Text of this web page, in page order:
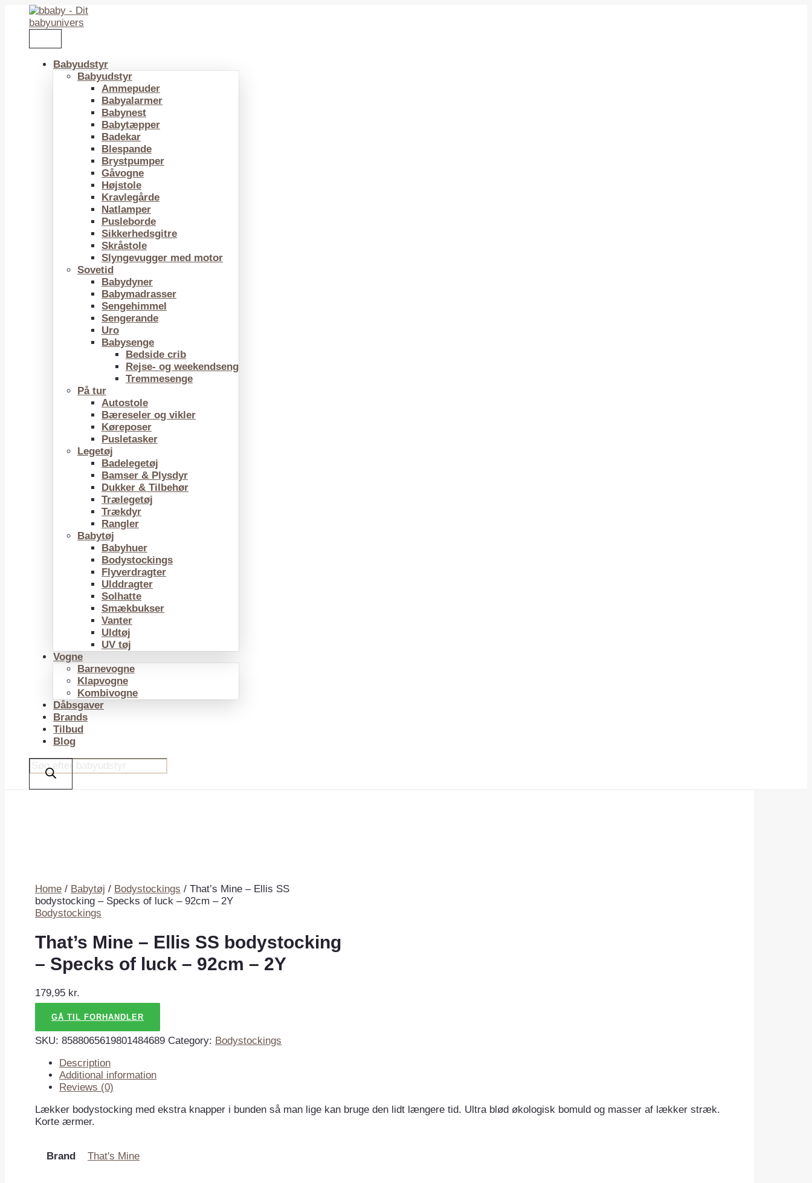
Babyudstyr
Babyudstyr
Ammepuder
Babyalarmer
Babynest
Babytæpper
Badekar
Blespande
Brystpumper
Gåvogne
Højstole
Kravlegårde
Natlamper
Pusleborde
Sikkerhedsgitre
Skråstole
Slyngevugger med motor
Sovetid
Babydyner
Babymadrasser
Sengehimmel
Sengerande
Uro
Babysenge
Bedside crib
Rejse- og weekendseng
Tremmesenge
På tur
Autostole
Bæreseler og vikler
Køreposer
Pusletasker
Legetøj
Badelegetøj
Bamser & Plysdyr
Dukker & Tilbehør
Trælegetøj
Trækdyr
Rangler
Babytøj
Babyhuer
Bodystockings
Flyverdragter
Ulddragter
Solhatte
Smækbukser
Vanter
Uldtøj
UV tøj
Vogne
Barnevogne
Klapvogne
Kombivogne
Dåbsgaver
Brands
Tilbud
Blog
Products
search
Home / Babytøj / Bodystockings / That’s Mine – Ellis SS
bodystocking – Specks of luck – 92cm – 2Y
Bodystockings
That’s Mine – Ellis SS bodystocking
– Specks of luck – 92cm – 2Y
179,95 kr.
GÅ TIL FORHANDLER
SKU: 8588065619801484689 Category: Bodystockings
Description
Additional information
Reviews (0)
Lækker bodystocking med ekstra knapper i bunden så man lige kan bruge den lidt længere tid. Ultra blød økologisk bomuld og masser af lækker stræk.
Korte ærmer.
Brand That's Mine